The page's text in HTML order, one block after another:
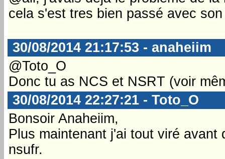
cela s'est tres bien passé avec
30/08/2014 21:17:53 - anaheiim
@Toto_O
Donc tu as NCS et NSRT (voir
30/08/2014 22:27:21 - Toto_O
Bonsoir Anaheiim,
Plus maintenant j'ai tout viré
nsufr.